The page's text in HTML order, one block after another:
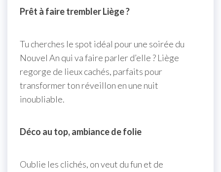
Prêt à faire trembler Liège ?
Tu cherches le spot idéal pour une soirée du
Nouvel An qui va faire parler d’elle ? Liège
regorge de lieux cachés, parfaits pour
transformer ton réveillon en une nuit
inoubliable.
Déco au top, ambiance de folie
Oublie les clichés, on veut du fun et de